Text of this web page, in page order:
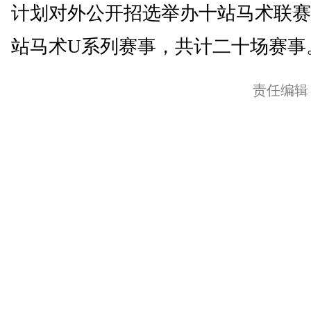
计划对外公开招选举办十站马术联
站马术U系列赛事，共计二十场赛事
责任编